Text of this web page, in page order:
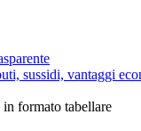
sussidi, vantaggi
formato tabellare